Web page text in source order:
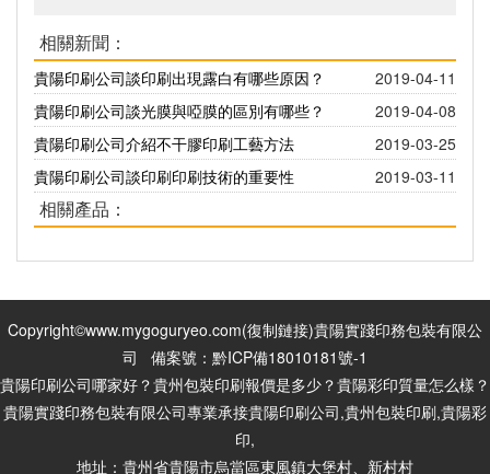
相關新聞：
貴陽印刷公司談印刷出現露白有哪些原因？
2019-04-11
貴陽印刷公司談光膜與啞膜的區別有哪些？
2019-04-08
貴陽印刷公司介紹不干膠印刷工藝方法
2019-03-25
貴陽印刷公司談印刷印刷技術的重要性
2019-03-11
相關產品：
Copyright©www.mygoguryeo.com(復制鏈接)貴陽實踐印務包裝有限公
司 備案號： 黔ICP備18010181號-1
貴陽印刷公司哪家好？貴州包裝印刷報價是多少？貴陽彩印質量怎么樣？
貴陽實踐印務包裝有限公司專業承接貴陽印刷公司,貴州包裝印刷,貴陽彩
印,
地址：貴州省貴陽市烏當區東風鎮大堡村、新村村